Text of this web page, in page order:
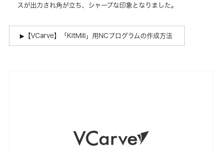
スが出力され角が立ち、シャープな印象となりました。
【VCarve】「KitMill」用NCプログラムの作成方法